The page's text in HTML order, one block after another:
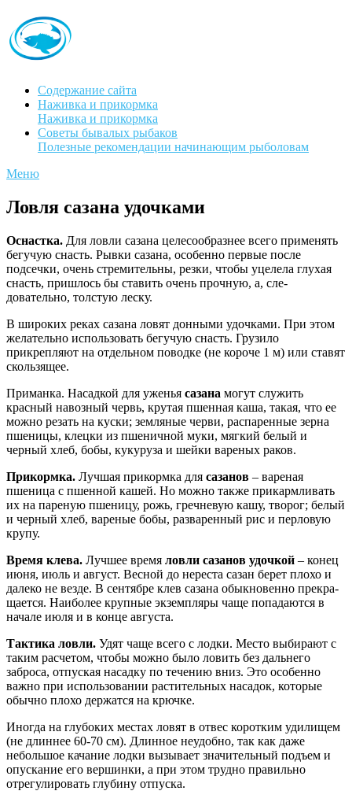
Содержание сайта
Наживка и прикормка
Наживка и прикормка
Советы бывалых рыбаков
Полезные рекомендации начинающим рыболовам
Меню
Ловля сазана удочками
Оснастка. Для ловли сазана целе­сообразнее всего применять
бегучую снасть. Рывки сазана, особенно первые после
подсечки, очень стремительны, резки, чтобы уцелела глухая
снасть, при­шлось бы ставить очень прочную, а, сле­
довательно, толстую леску.
В широких реках сазана ловят донными удочками. При этом
желательно использовать бегучую снасть. Грузило
прикрепляют на отдельном поводке (не короче 1 м) или ставят
скользящее.
Приманка. Насадкой для уженья сазана могут служить
красный навоз­ный червь, крутая пшенная каша, та­кая, что ее
можно резать на куски; зем­ляные черви, распаренные зерна
пше­ницы, клецки из пшеничной муки, мяг­кий белый и
черный хлеб, бобы, куку­руза и шейки вареных раков.
Прикормка. Лучшая прикормка для сазанов – вареная
пшеница с пшенной кашей. Но можно также прикармливать
их на пареную пшеницу, рожь, гречне­вую кашу, творог; белый
и черный хлеб, вареные бобы, разваренный рис и пер­ловую
крупу.
Время клева. Лучшее время лов­ли сазанов удочкой – конец
июня, июль и август. Весной до нереста сазан бе­рет плохо и
далеко не везде. В сентяб­ре клев сазана обыкновенно прекра­
щается. Наиболее крупные экземпля­ры чаще попадаются в
начале июля и в конце августа.
Тактика ловли. Удят чаще всего с лодки. Место выбирают с
таким рас­четом, чтобы можно было ловить без дальнего
заброса, отпуская насадку по течению вниз. Это особенно
важно при использовании растительных насадок, которые
обычно плохо держатся на крючке.
Иногда на глубоких местах ловят в отвес коротким удилищем
(не длин­нее 60-70 см). Длинное неудобно, так как даже
небольшое качание лодки вы­зывает значительный подъем и
опу­скание его вершинки, а при этом труд­но правильно
отрегулировать глуби­ну отпуска.